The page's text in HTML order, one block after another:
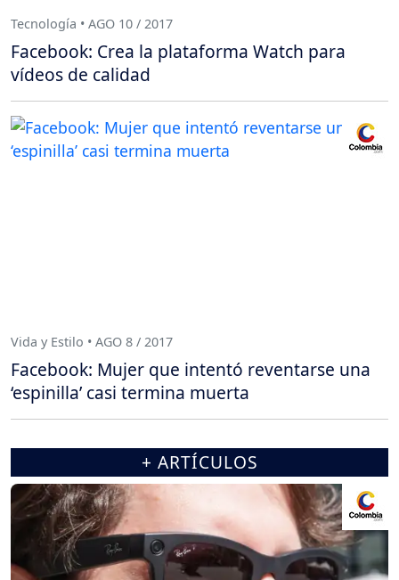
Tecnología • AGO 10 / 2017
Facebook: Crea la plataforma Watch para
vídeos de calidad
Vida y Estilo • AGO 8 / 2017
Facebook: Mujer que intentó reventarse una
‘espinilla’ casi termina muerta
+ ARTÍCULOS